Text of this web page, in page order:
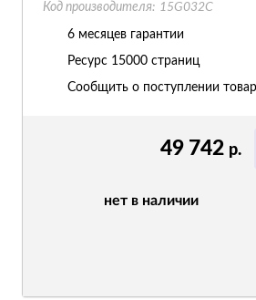
49 742 р.
нет в наличии
Код производителя: 15G032C
6 месяцев гарантии
Ресурс 15000 страниц
Сообщить о поступлении